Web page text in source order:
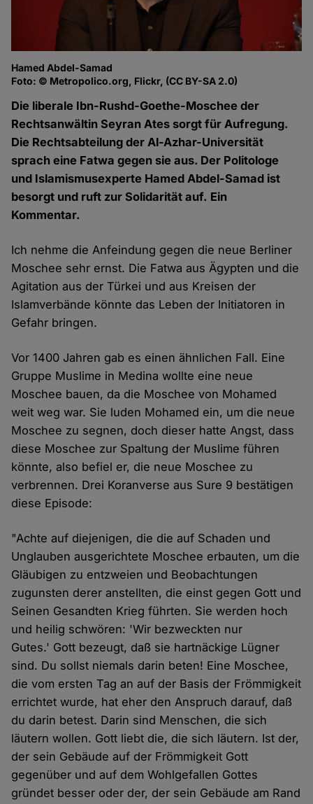
Hamed Abdel-Samad
Foto: © Metropolico.org, Flickr, (CC BY-SA 2.0)
Die liberale Ibn-Rushd-Goethe-Moschee der
Rechtsanwältin Seyran Ates sorgt für Aufregung.
Die Rechtsabteilung der Al-Azhar-Universität
sprach eine Fatwa gegen sie aus. Der Politologe
und Islamismusexperte Hamed Abdel-Samad ist
besorgt und ruft zur Solidarität auf. Ein
Kommentar.
Ich nehme die Anfeindung gegen die neue Berliner
Moschee sehr ernst. Die Fatwa aus Ägypten und die
Agitation aus der Türkei und aus Kreisen der
Islamverbände könnte das Leben der Initiatoren in
Gefahr bringen.
Vor 1400 Jahren gab es einen ähnlichen Fall. Eine
Gruppe Muslime in Medina wollte eine neue
Moschee bauen, da die Moschee von Mohamed
weit weg war. Sie luden Mohamed ein, um die neue
Moschee zu segnen, doch dieser hatte Angst, dass
diese Moschee zur Spaltung der Muslime führen
könnte, also befiel er, die neue Moschee zu
verbrennen. Drei Koranverse aus Sure 9 bestätigen
diese Episode:
"Achte auf diejenigen, die die auf Schaden und
Unglauben ausgerichtete Moschee erbauten, um die
Gläubigen zu entzweien und Beobachtungen
zugunsten derer anstellten, die einst gegen Gott und
Seinen Gesandten Krieg führten. Sie werden hoch
und heilig schwören: 'Wir bezweckten nur
Gutes.' Gott bezeugt, daß sie hartnäckige Lügner
sind. Du sollst niemals darin beten! Eine Moschee,
die vom ersten Tag an auf der Basis der Frömmigkeit
errichtet wurde, hat eher den Anspruch darauf, daß
du darin betest. Darin sind Menschen, die sich
läutern wollen. Gott liebt die, die sich läutern. Ist der,
der sein Gebäude auf der Frömmigkeit Gott
gegenüber und auf dem Wohlgefallen Gottes
gründet besser oder der, der sein Gebäude am Rand